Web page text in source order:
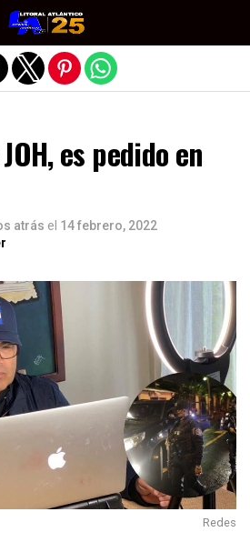
es pedido en
atrás el 14 febrero, 2022
Redes
de la versión móvil